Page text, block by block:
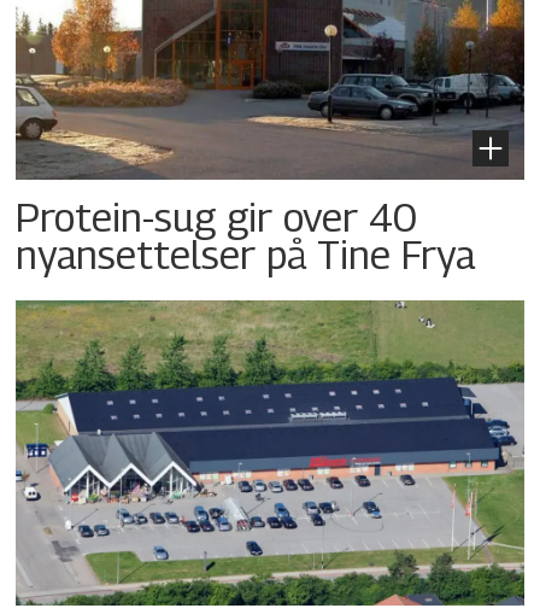
Protein-sug gir over 40
nyansettelser på Tine Frya